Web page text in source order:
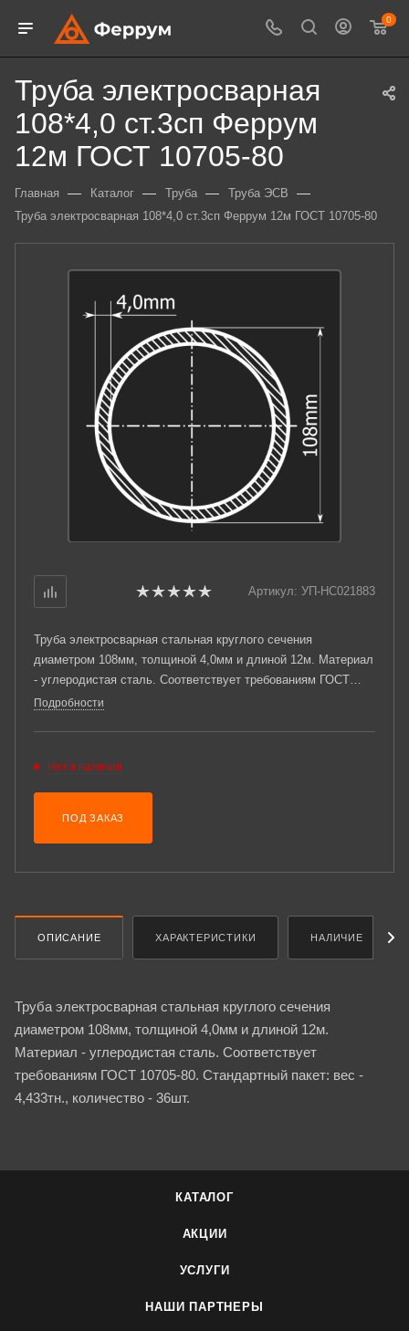
0
Труба электросварная
108*4,0 ст.3сп Феррум
12м ГОСТ 10705-80
Главная — Каталог — Труба — Труба ЭСВ —
Труба электросварная 108*4,0 ст.3сп Феррум 12м ГОСТ 10705-80
Артикул: УП-НС021883
Труба электросварная стальная круглого сечения
диаметром 108мм, толщиной 4,0мм и длиной 12м. Материал
- углеродистая сталь. Соответствует требованиям ГОСТ
10705-80. Стандартный пакет: вес - 4,433тн., количество -
Подробности
Нет в наличии
ПОД ЗАКАЗ
ОПИСАНИЕ ХАРАКТЕРИСТИКИ НАЛИЧИЕ
Труба электросварная стальная круглого сечения
диаметром 108мм, толщиной 4,0мм и длиной 12м.
Материал - углеродистая сталь. Соответствует
требованиям ГОСТ 10705-80. Стандартный пакет: вес -
4,433тн., количество - 36шт.
КАТАЛОГ
АКЦИИ
УСЛУГИ
НАШИ ПАРТНЕРЫ